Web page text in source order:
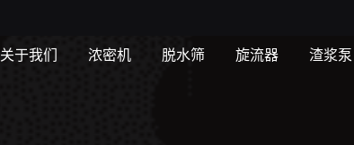
关于我们 浓密机 脱水筛 旋流器 渣浆泵